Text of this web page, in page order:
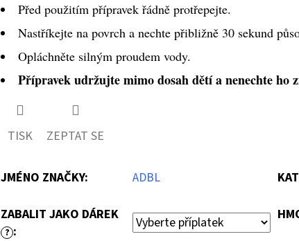
Před použitím přípravek řádně protřepejte.
Nastříkejte na povrch a nechte přibližně 30 sekund
Opláchněte silným proudem vody.
Přípravek udržujte mimo dosah dětí a nenechte ho
TISK ZEPTAT SE
JMÉNO ZNAČKY: ADBL
ZABALIT JAKO DÁREK
? :